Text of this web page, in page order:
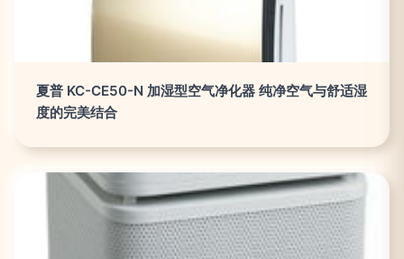
夏普 KC-CE50-N 加湿型空气净化器 纯净空气与舒适湿
度的完美结合